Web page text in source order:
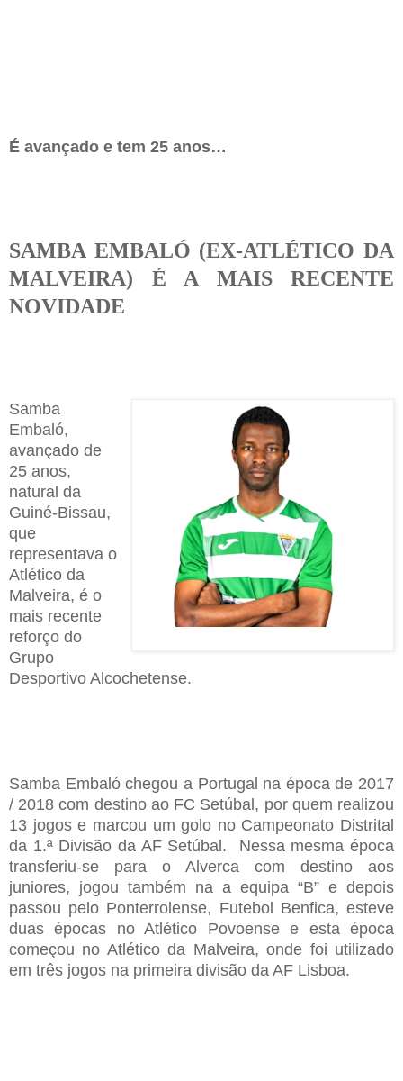
É avançado e tem 25 anos…
SAMBA EMBALÓ (EX-ATLÉTICO DA
MALVEIRA) É A MAIS RECENTE
NOVIDADE
Samba
Embaló,
avançado de
25 anos,
natural da
Guiné-Bissau,
que
representava o
Atlético da
Malveira, é o
mais recente
reforço do
Grupo
Desportivo Alcochetense.
Samba Embaló chegou a Portugal na época de 2017
/ 2018 com destino ao FC Setúbal, por quem realizou
13 jogos e marcou um golo no Campeonato Distrital
da 1.ª Divisão da AF Setúbal. Nessa mesma época
transferiu-se para o Alverca com destino aos
juniores, jogou também na a equipa “B” e depois
passou pelo Ponterrolense, Futebol Benfica, esteve
duas épocas no Atlético Povoense e esta época
começou no Atlético da Malveira, onde foi utilizado
em três jogos na primeira divisão da AF Lisboa.